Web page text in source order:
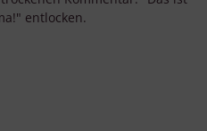
entlocken.